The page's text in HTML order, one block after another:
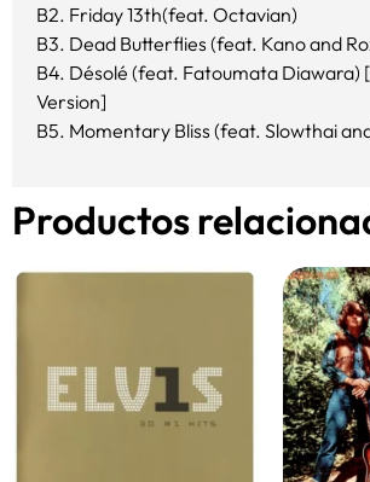
B2. Friday 13th(feat. Octavian)
B3. Dead Butterflies (feat. Kano and
B4. Désolé (feat. Fatoumata Diawara)
Version]
B5. Momentary Bliss (feat. Slowthai
Productos